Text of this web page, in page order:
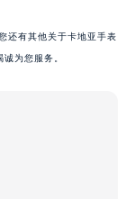
还有其他关于卡地亚手表
为您服务。